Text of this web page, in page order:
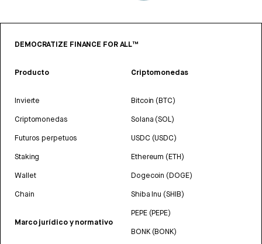
DEMOCRATIZE FINANCE FOR ALL™
Producto
Invierte
Criptomonedas
Futuros perpetuos
Staking
Wallet
Chain
Marco jurídico y normativo
Criptomonedas
Bitcoin (BTC)
Solana (SOL)
USDC (USDC)
Ethereum (ETH)
Dogecoin (DOGE)
Shiba Inu (SHIB)
PEPE (PEPE)
BONK (BONK)